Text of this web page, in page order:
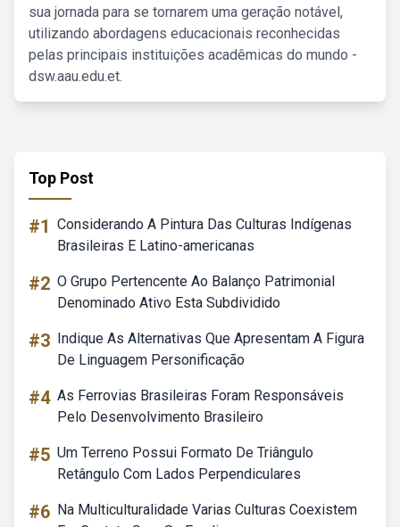
sua jornada para se tornarem uma geração notável,
utilizando abordagens educacionais reconhecidas
pelas principais instituições acadêmicas do mundo -
dsw.aau.edu.et.
Top Post
#1 Considerando A Pintura Das Culturas Indígenas
Brasileiras E Latino-americanas
#2 O Grupo Pertencente Ao Balanço Patrimonial
Denominado Ativo Esta Subdividido
#3 Indique As Alternativas Que Apresentam A Figura
De Linguagem Personificação
#4 As Ferrovias Brasileiras Foram Responsáveis
Pelo Desenvolvimento Brasileiro
#5 Um Terreno Possui Formato De Triângulo
Retângulo Com Lados Perpendiculares
#6 Na Multiculturalidade Varias Culturas Coexistem